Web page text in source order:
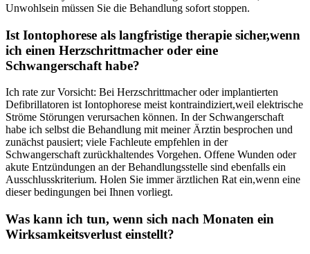
Unwohlsein müssen Sie die‌ Behandlung sofort stoppen.
Ist Iontophorese als langfristige‍ therapie ​sicher,wenn
ich einen Herzschrittmacher oder eine
Schwangerschaft habe?
Ich rate zur Vorsicht: Bei ⁢Herzschrittmacher oder implantierten
Defibrillatoren ‌ist Iontophorese meist kontraindiziert,weil elektrische
Ströme⁣ Störungen verursachen ‍können. In‍ der Schwangerschaft⁤
habe ich ⁣selbst ​die Behandlung mit‌ meiner Ärztin besprochen und
zunächst pausiert; ⁤viele Fachleute empfehlen in der
Schwangerschaft⁢ zurückhaltendes Vorgehen. Offene Wunden⁣ oder
akute Entzündungen an der Behandlungsstelle sind ebenfalls ein ​
Ausschlusskriterium.⁣ Holen‌ Sie immer ärztlichen Rat ein,wenn⁢ eine
dieser ⁢bedingungen​ bei Ihnen vorliegt.
Was kann ich tun, wenn sich nach Monaten ein
Wirksamkeitsverlust einstellt?